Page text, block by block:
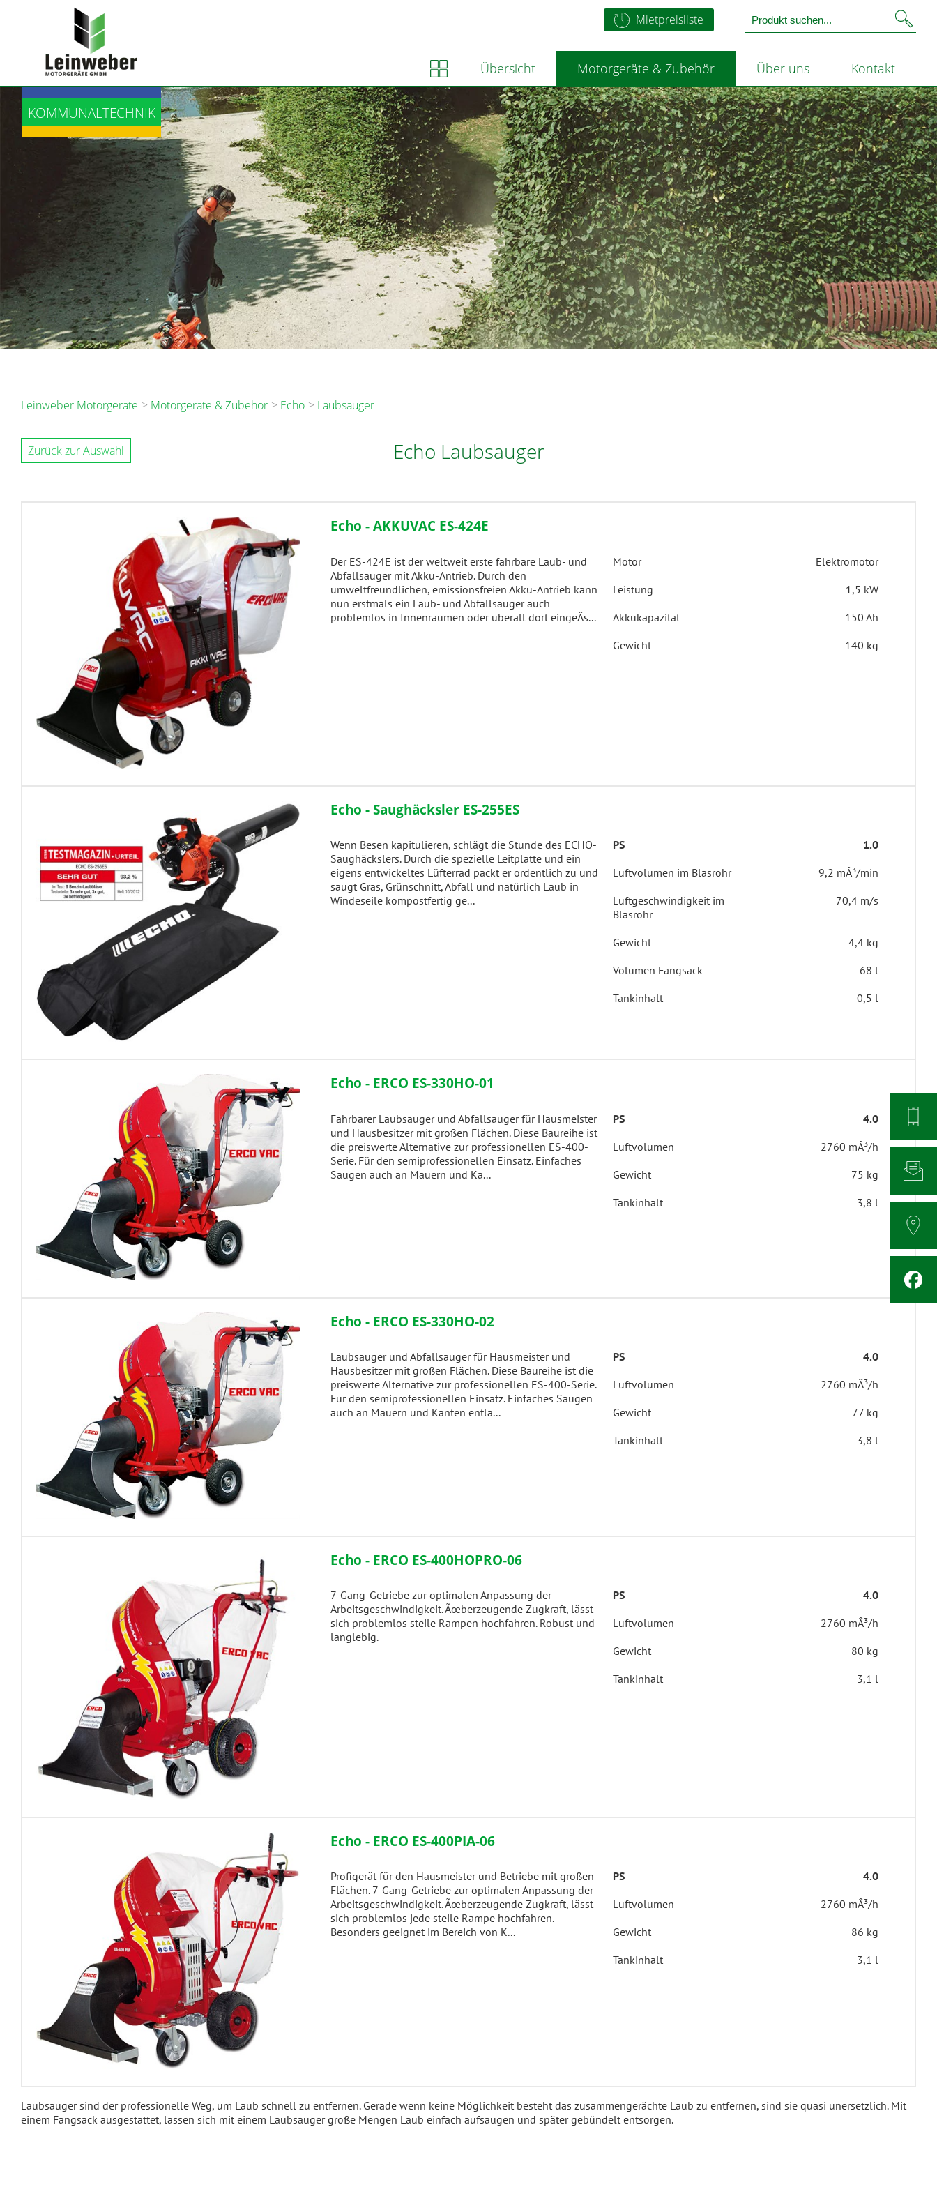
Mietpreisliste
Übersicht Motorgeräte & Zubehör Über uns Kontakt
LANDTECHNIK
KOMMUNALTECHNIK
BAUTECHNIK
Leinweber Motorgeräte Motorgeräte & Zubehör Echo Laubsauger
Zurück zur Auswahl Echo Laubsauger
Echo - AKKUVAC ES-424E
Der ES-424E ist der weltweit erste fahrbare Laub- und
Abfallsauger mit Akku-Antrieb. Durch den
umweltfreundlichen, emissionsfreien Akku-Antrieb kann
nun erstmals ein Laub- und Abfallsauger auch
problemlos in Innenräumen oder überall dort eingeÂ­s...
Motor
Elektromotor
Leistung
1,5 kW
Akkukapazität
150 Ah
Gewicht
140 kg
Echo - Saughäcksler ES-255ES
Wenn Besen kapitulieren, schlägt die Stunde des ECHO-
Saughäckslers. Durch die spezielle Leitplatte und ein
eigens entwickeltes Lüfterrad packt er ordentlich zu und
saugt Gras, Grünschnitt, Abfall und natürlich Laub in
Windeseile kompostfertig ge...
PS
1.0
Luftvolumen im Blasrohr
9,2 mÂ³/min
Luftgeschwindigkeit im
Blasrohr
70,4 m/s
Gewicht
4,4 kg
Volumen Fangsack
68 l
Tankinhalt
0,5 l
Echo - ERCO ES-330HO-01
Fahrbarer Laubsauger und Abfallsauger für Hausmeister
und Hausbesitzer mit großen Flächen. Diese Baureihe ist
die preiswerte Alternative zur professionellen ES-400-
Serie. Für den semiprofessionellen Einsatz. Einfaches
Saugen auch an Mauern und Ka...
PS
4.0
Luftvolumen
2760 mÂ³/h
Gewicht
75 kg
Tankinhalt
3,8 l
Echo - ERCO ES-330HO-02
Laubsauger und Abfallsauger für Hausmeister und
Hausbesitzer mit großen Flächen. Diese Baureihe ist die
preiswerte Alternative zur professionellen ES-400-Serie.
Für den semiprofessionellen Einsatz. Einfaches Saugen
auch an Mauern und Kanten entla...
PS
4.0
Luftvolumen
2760 mÂ³/h
Gewicht
77 kg
Tankinhalt
3,8 l
Echo - ERCO ES-400HOPRO-06
7-Gang-Getriebe zur optimalen Anpassung der
Arbeitsgeschwindigkeit. Ãœberzeugende Zugkraft, lässt
sich problemlos steile Rampen hochfahren. Robust und
langlebig.
PS
4.0
Luftvolumen
2760 mÂ³/h
Gewicht
80 kg
Tankinhalt
3,1 l
Echo - ERCO ES-400PIA-06
Profigerät für den Hausmeister und Betriebe mit großen
Flächen. 7-Gang-Getriebe zur optimalen Anpassung der
Arbeitsgeschwindigkeit. Ãœberzeugende Zugkraft, lässt
sich problemlos jede steile Rampe hochfahren.
Besonders geeignet im Bereich von K...
PS
4.0
Luftvolumen
2760 mÂ³/h
Gewicht
86 kg
Tankinhalt
3,1 l
Laubsauger sind der professionelle Weg, um Laub schnell zu entfernen. Gerade wenn keine Möglichkeit besteht das zusammengerächte Laub zu entfernen, sind sie quasi unersetzlich. Mit
einem Fangsack ausgestattet, lassen sich mit einem Laubsauger große Mengen Laub einfach aufsaugen und später gebündelt entsorgen.